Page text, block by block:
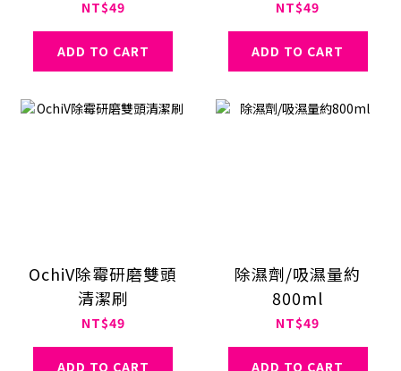
NT$49
ADD TO CART
NT$49
ADD TO CART
OchiV除霉研磨雙頭
清潔刷
NT$49
ADD TO CART
除濕劑/吸濕量約
800ml
NT$49
ADD TO CART